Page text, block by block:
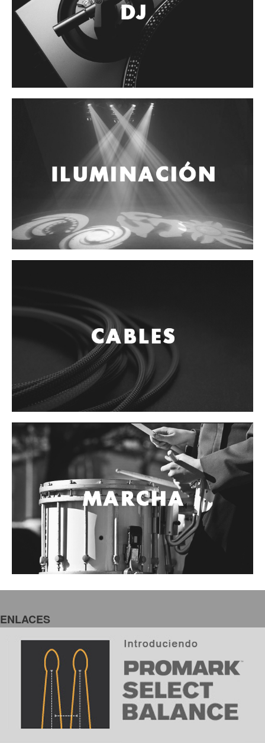
Accesorios
Cuerdas
Cuerdas
Guitarra Metal
Guitarra Nylon
Otros instrumentos de arco
Otros instrumentos de Cuerdas
ENLACES